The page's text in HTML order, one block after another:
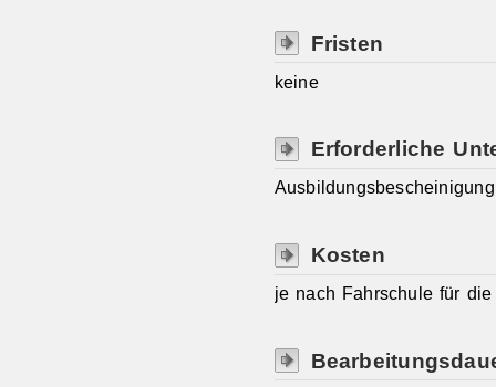
Fristen
keine
Erforderliche
Kosten
je nach Fahrschule für